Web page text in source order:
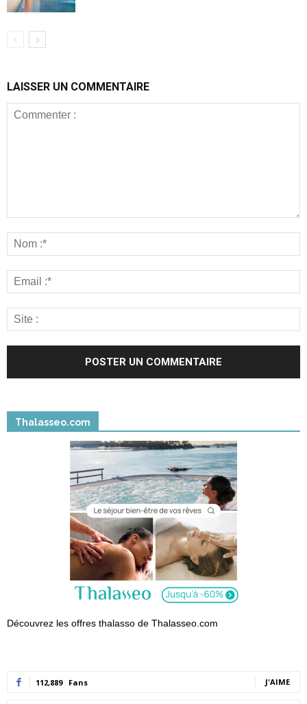
LAISSER UN COMMENTAIRE
Thalasseo.com
Découvrez les offres thalasso de Thalasseo.com
112,889 Fans J'AIME